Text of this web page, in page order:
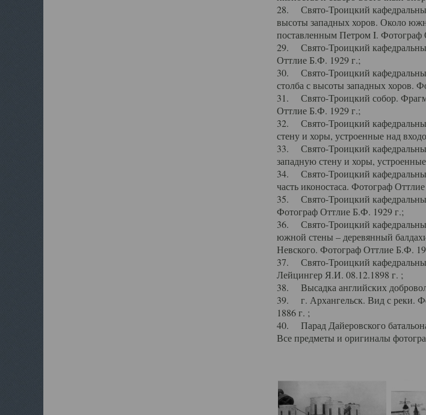
28. Свято-Троицкий
высоты западных хоров. Около
поставленным Петром I. Фотограф
29. Свято-Троицкий
Оттлие Б.Ф. 1929 г.;
30. Свято-Троицкий
столба с высоты западных хоров.
31. Свято-Троицкий собор.
Оттлие Б.Ф. 1929 г.;
32. Свято-Троицкий
стену и хоры, устроенные над
33. Свято-Троицкий
западную стену и хоры,
34. Свято-Троицкий
часть иконостаса. Фотограф
35. Свято-Троицкий
Фотограф Оттлие Б.Ф. 1929 г.;
36. Свято-Троицкий
южной стены – деревянный
Невского. Фотограф Оттлие Б.Ф.
37. Свято-Троицкий
Лейцингер Я.И. 08.12.1898 г. ;
38. Высадка английских
39. г. Архангельск. Вид с реки.
1886 г. ;
40. Парад Дайеровского
Все предметы и оригиналы